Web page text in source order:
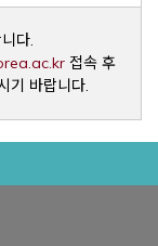
다.
Opens a
접속 후
기 바랍니다.